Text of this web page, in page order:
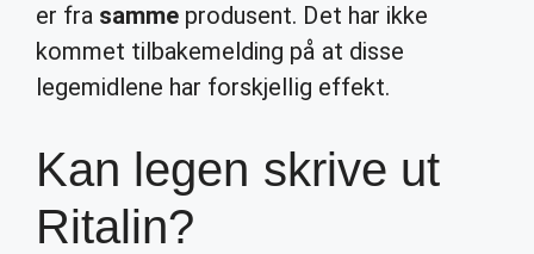
er fra samme produsent. Det har ikke
kommet tilbakemelding på at disse
legemidlene har forskjellig effekt.
Kan legen skrive ut
Ritalin?